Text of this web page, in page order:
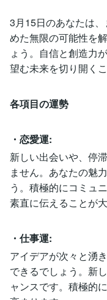
3月15日のあなたは
めた無限の可能性を
ょう。自信と創造力
望む未来を切り開く
各項目の運勢
・恋愛運:
新しい出会いや、停
ません。あなたの魅
う。積極的にコミュ
素直に伝えることが大
・仕事運:
アイデアが次々と湧
できるでしょう。新
ャンスです。積極的